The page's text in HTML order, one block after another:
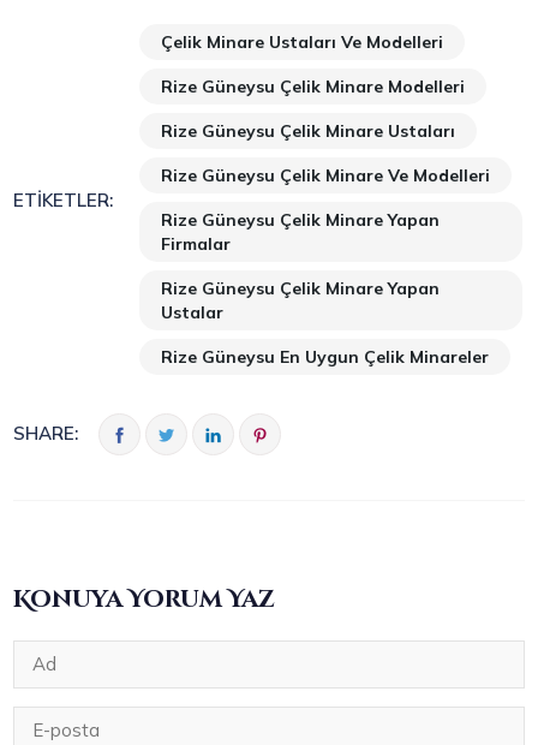
ETIKETLER:
Çelik Minare Ustaları Ve Modelleri
Rize Güneysu Çelik Minare Modelleri
Rize Güneysu Çelik Minare Ustaları
Rize Güneysu Çelik Minare Ve Modelleri
Rize Güneysu Çelik Minare Yapan
Firmalar
Rize Güneysu Çelik Minare Yapan
Ustalar
Rize Güneysu En Uygun Çelik Minareler
SHARE:
Konuya Yorum Yaz